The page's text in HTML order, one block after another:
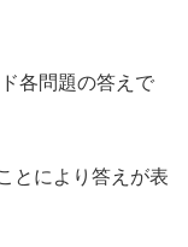
各問題の答えで
とにより答えが表